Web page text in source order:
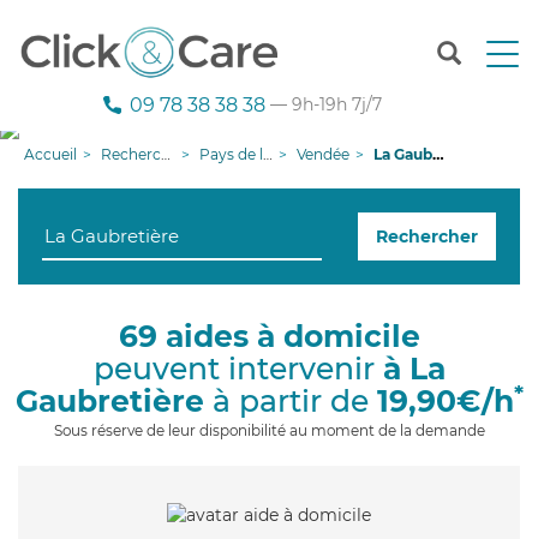
T
n
g
n
09 78 38 38 38 — 9h-19h 7j/7
Accueil Recherche aide à domicile Pays de la Loire Vendée La Gaubretière
Rechercher
69 aides à domicile
peuvent intervenir à La
Gaubretière à partir de 19,90€/h*
Sous réserve de leur disponibilité au moment de la demande